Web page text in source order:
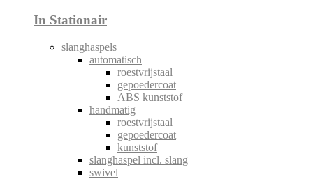
In Stationair
slanghaspels
automatisch
roestvrijstaal
gepoedercoat
ABS kunststof
handmatig
roestvrijstaal
gepoedercoat
kunststof
slanghaspel incl. slang
swivel